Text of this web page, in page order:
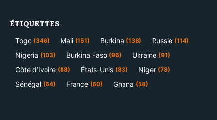
ÉTIQUETTES
Togo (346) Mali (151) Burkina (138) Russie (114)
Nigeria (103) Burkina Faso (96) Ukraine (91)
Côte d’Ivoire (88) États-Unis (83) Niger (78)
Sénégal (64) France (60) Ghana (58)